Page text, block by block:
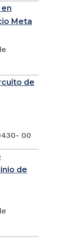
Meta
de
00
de